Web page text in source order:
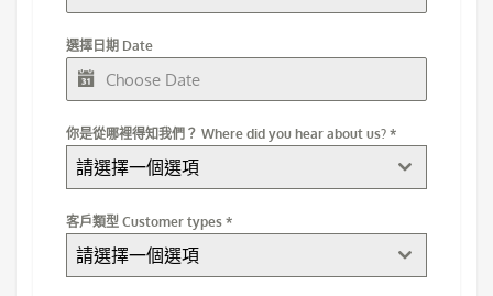
選擇日期 Date
你是從哪裡得知我們？ Where did you hear about us? *
請選擇一個選項
客戶類型 Customer types *
請選擇一個選項